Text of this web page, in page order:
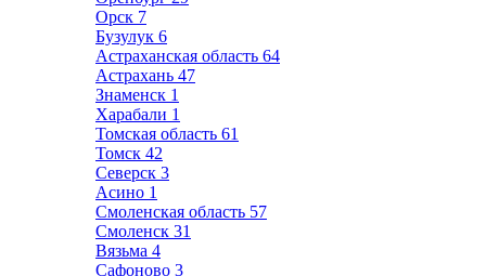
Орск 7
Бузулук 6
Астраханская область 64
Астрахань 47
Знаменск 1
Харабали 1
Томская область 61
Томск 42
Северск 3
Асино 1
Смоленская область 57
Смоленск 31
Вязьма 4
Сафоново 3